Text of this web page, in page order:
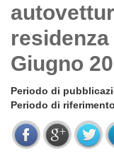
Giugno
Periodo di
Periodo di